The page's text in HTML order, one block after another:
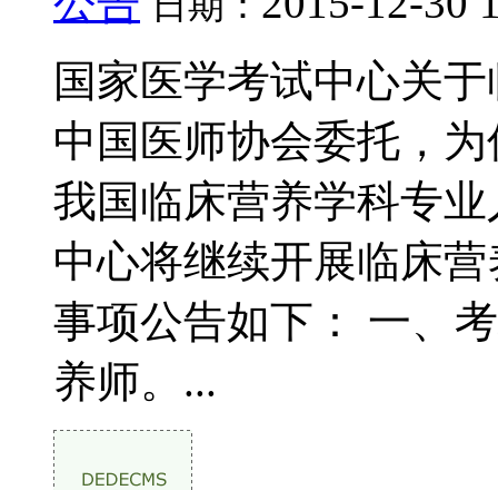
国家医学考试中心关
中国医师协会委托，
我国临床营养学科专
中心将继续开展临床
事项公告如下： 一、
养师。...